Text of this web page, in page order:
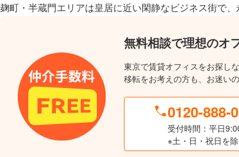
麹町・半蔵門エリアは皇居に近い閑静なビジネス街で
無料相談で理想のオ
東京で賃貸オフィスをお探し
移転をお考えの方も、お迷い
0120-888-
受付時間：平日
※土・日・祝日を除